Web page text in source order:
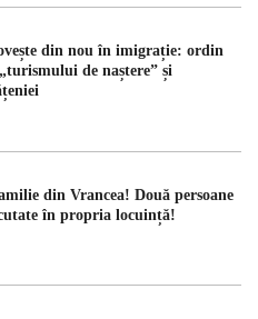
din nou în imigrație: ordin
de naștere” și
din Vrancea! Două persoane
în propria locuință!